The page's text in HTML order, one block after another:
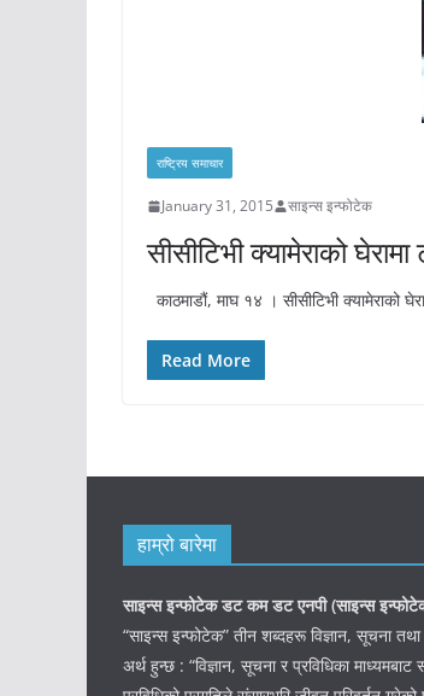
राष्ट्रिय समाचार
January 31, 2015 साइन्स इन्फोटेक
सीसीटिभी क्यामेराको
काठमाडौं, माघ १४ । सीसीटिभी
Read More
हाम्रो बारेमा
साइन्स इन्फोटेक डट कम डट एनपी (साइन्स
“साइन्स इन्फोटेक” तीन शब्दहरू विज्ञान, सूचना
अर्थ हुन्छ : “विज्ञान, सूचना र प्रविधिका माध्यमबाट